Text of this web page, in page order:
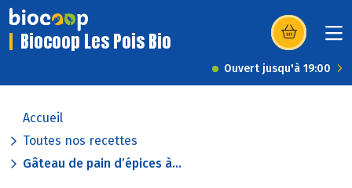
Biocoop Les Pois Bio (s’ouvre dans
Ouvert jusqu'à 19:00
Accueil
Toutes nos recettes
Gâteau de pain d’épices à...